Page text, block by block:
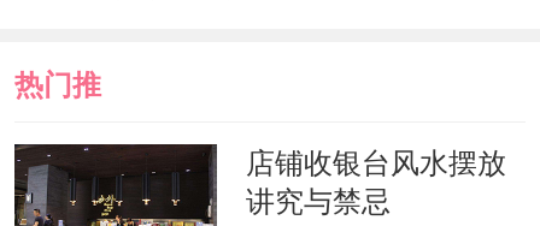
室，否则，轻则会造成宅主的压抑、烦
术、伤灾等。
热门推
荐
店铺收银台风水摆放
讲究与禁忌